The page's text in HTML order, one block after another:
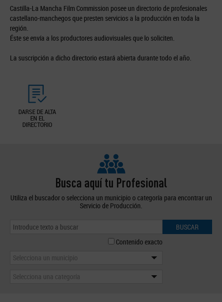
Castilla-La Mancha Film Commission posee un directorio de profesionales
castellano-manchegos que presten servicios a la producción en toda la
región.
Éste se envía a los productores audiovisuales que lo soliciten.
La suscripción a dicho directorio estará abierta durante todo el año.
DARSE DE ALTA
EN EL
DIRECTORIO
Busca aquí tu Profesional
Utiliza el buscador o selecciona un municipio o categoría para encontrar un
Servicio de Producción.
BUSCAR
Contenido exacto
Selecciona un municipio
Selecciona una categoría